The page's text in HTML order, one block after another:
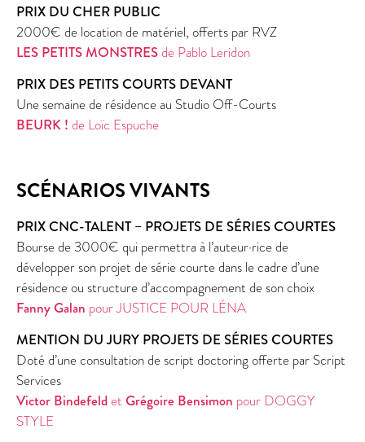
PRIX DU CHER PUBLIC
2000€ de location de matériel, offerts par RVZ
LES PETITS MONSTRESde Pablo Leridon
PRIX DES PETITS COURTS DEVANT
Une semaine de résidence au Studio Off-Courts
BEURK ! de Loïc Espuche
SCÉNARIOS VIVANTS
PRIX CNC-TALENT – PROJETS DE SÉRIES COURTES
Bourse de 3000€ qui permettra à l’auteur·rice de
développer son projet de série courte dans le cadre d’une
résidence ou structure d’accompagnement de son choix
Fanny Galan pour JUSTICE POUR LÉNA
MENTION DU JURY PROJETS DE SÉRIES COURTES
Doté d’une consultation de script doctoring offerte par Script
Services
Victor Bindefeldet Grégoire Bensimon pour DOGGY
STYLE